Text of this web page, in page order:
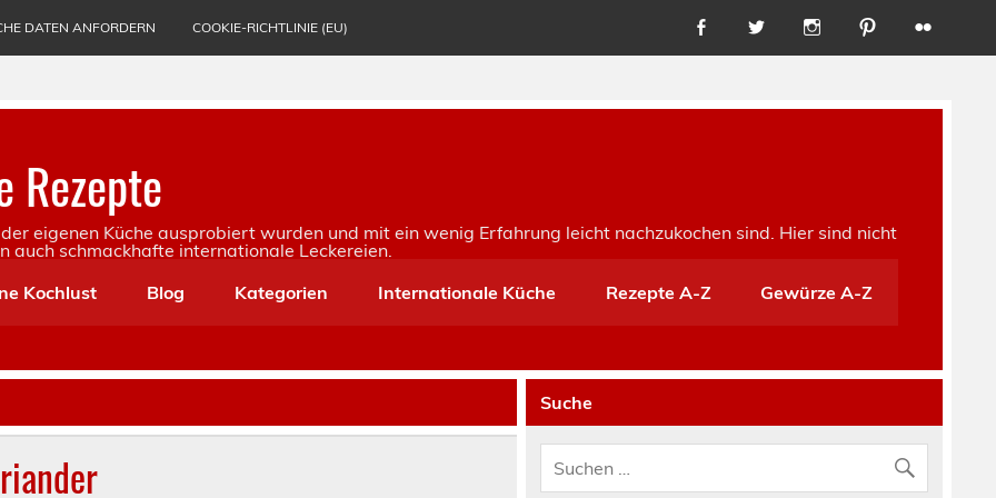
DATEN ANFORDERN COOKIE-RICHTLINIE (EU)
Rezepte
eigenen Küche ausprobiert wurden und mit ein wenig Erfahrung leicht nachzukochen sind. Hier sind nicht
auch schmackhafte internationale Leckereien.
Kochlust
Blog Kategorien Internationale Küche Rezepte A-Z Gewürze A-Z
Suche